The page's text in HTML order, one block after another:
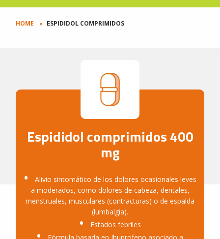
HOME ESPIDIDOL COMPRIMIDOS
Espididol comprimidos 400
mg
Alivio sintomático de los dolores ocasionales leves
a moderados, como dolores de cabeza, dentales,
menstruales, musculares (contracturas) o de espalda
(lumbalgia).
Estados febriles